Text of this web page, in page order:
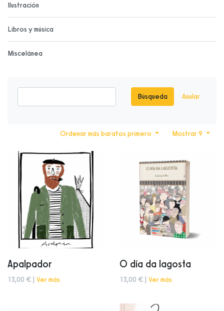
Ilustración
Libros y música
Miscelánea
Búsqueda Anular
Mostrar 9
Ordenar más baratos primero
Apalpador
13,00 € | Ver más
O día da lagosta
13,00 € | Ver más